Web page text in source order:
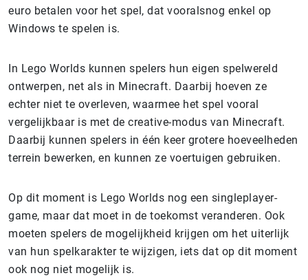
euro betalen voor het spel, dat vooralsnog enkel op
Windows te spelen is.
In Lego Worlds kunnen spelers hun eigen spelwereld
ontwerpen, net als in Minecraft. Daarbij hoeven ze
echter niet te overleven, waarmee het spel vooral
vergelijkbaar is met de creative-modus van Minecraft.
Daarbij kunnen spelers in één keer grotere hoeveelheden
terrein bewerken, en kunnen ze voertuigen gebruiken.
Op dit moment is Lego Worlds nog een singleplayer-
game, maar dat moet in de toekomst veranderen. Ook
moeten spelers de mogelijkheid krijgen om het uiterlijk
van hun spelkarakter te wijzigen, iets dat op dit moment
ook nog niet mogelijk is.